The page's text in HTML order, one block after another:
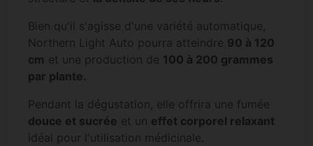
Bien qu'il s'agisse d'une variété automatique,
Northern Light Auto pourra atteindre 90 à 120
cm et une production de 100 à 200 grammes
par plante.
Pendant la dégustation, elle offrira une fumée
douce et sucrée et un effet corporel relaxant
idéal pour l'utilisation médicinale.